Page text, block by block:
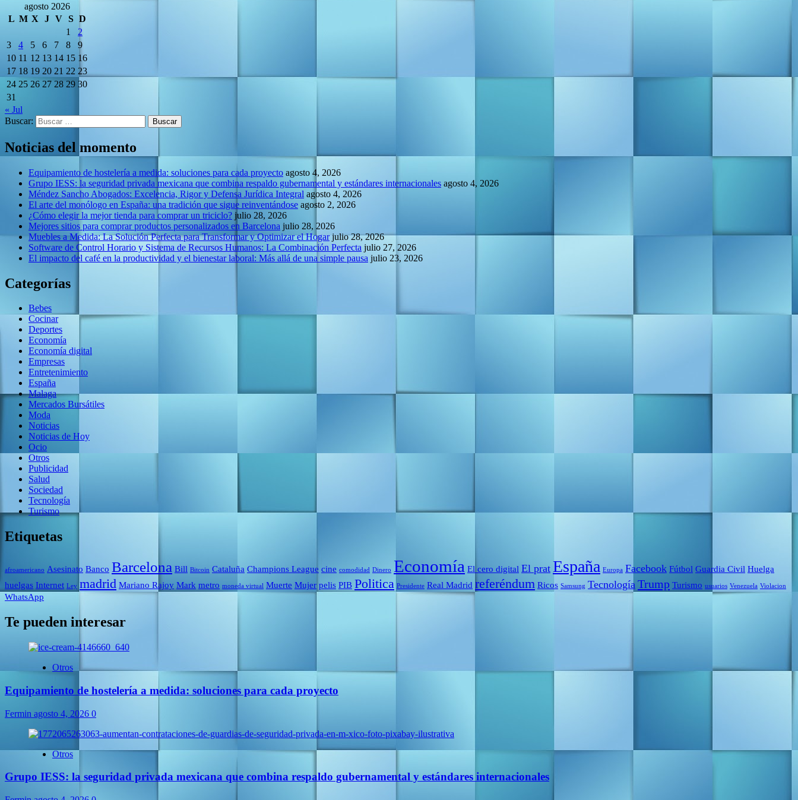
agosto 2026
L M X J V S D
1
2
3
4 5 6 7 8
9
10 11 12 13 14 15 16
17 18 19 20 21 22 23
24 25 26 27 28 29 30
31
« Jul
Buscar:
Noticias del momento
Equipamiento de hostelería a medida: soluciones para cada proyecto agosto 4, 2026
Grupo IESS: la seguridad privada mexicana que combina respaldo gubernamental y estándares internacionales agosto 4, 2026
Méndez Sancho Abogados: Excelencia, Rigor y Defensa Jurídica Integral agosto 4, 2026
El arte del monólogo en España: una tradición que sigue reinventándose agosto 2, 2026
¿Cómo elegir la mejor tienda para comprar un triciclo? julio 28, 2026
Mejores sitios para comprar productos personalizados en Barcelona julio 28, 2026
Muebles a Medida: La Solución Perfecta para Transformar y Optimizar el Hogar julio 28, 2026
Software de Control Horario y Sistema de Recursos Humanos: La Combinación Perfecta julio 27, 2026
El impacto del café en la productividad y el bienestar laboral: Más allá de una simple pausa julio 23, 2026
Categorías
Bebes
Cocinar
Deportes
Economía
Economía digital
Empresas
Entretenimiento
España
Malaga
Mercados Bursátiles
Moda
Noticias
Noticias de Hoy
Ocio
Otros
Publicidad
Salud
Sociedad
Tecnología
Turismo
Etiquetas
afroamericano Asesinato Banco Barcelona Bill Bitcoin Cataluña Champions League cine comodidad Dinero Economía El cero digital El prat España Europa Facebook Fútbol Guardia Civil Huelga
huelgas Internet Ley madrid Mariano Rajoy Mark metro moneda virtual Muerte Mujer pelis PIB Politica Presidente Real Madrid referéndum Ricos Samsung Tecnología Trump Turismo usuarios Venezuela Violacion
WhatsApp
Te pueden interesar
Otros
Equipamiento de hostelería a medida: soluciones para cada proyecto
Fermin agosto 4, 2026 0
Otros
Grupo IESS: la seguridad privada mexicana que combina respaldo gubernamental y estándares internacionales